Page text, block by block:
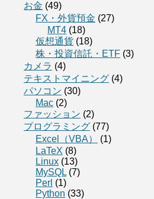
お金 (49)
FX・外貨預金 (27)
MT4 (18)
仮想通貨 (18)
株・投資信託・ETF (3)
カメラ (4)
テキストマイニング (4)
パソコン (30)
Mac (2)
ファッション (2)
プログラミング (77)
Excel（VBA）
(1)
LaTeX (8)
Linux (13)
MySQL (7)
Perl (1)
Python (33)